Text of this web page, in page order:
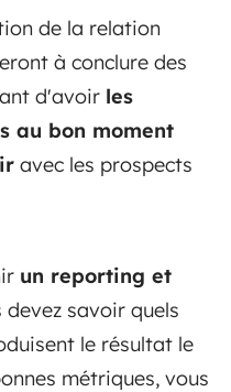
de la relation
à conclure des
d'avoir les
au bon moment
avec les prospects
un reporting et
devez savoir quels
le résultat le
métriques, vous